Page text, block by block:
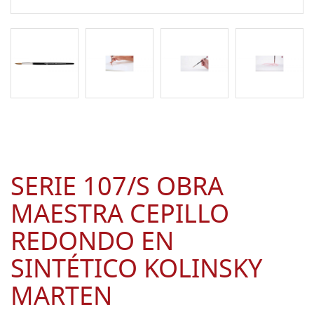
SERIE 107/S OBRA
MAESTRA CEPILLO
REDONDO EN
SINTÉTICO KOLINSKY
MARTEN